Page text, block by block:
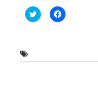
Clique
para
Clique
para